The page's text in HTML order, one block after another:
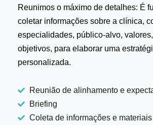
Reunimos o máximo de detalhes: É
coletar informações sobre a clínica,
especialidades, público-alvo,
objetivos, para elaborar uma
personalizada.
Reunião de alinhamento e
Briefing
Coleta de informações e